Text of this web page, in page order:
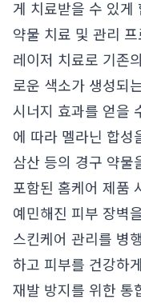
게 치료받을 수 있게
약물 치료 및 관리
레이저 치료로 기존
로운 색소가 생성되
시너지 효과를 얻을
에 따라 멜라닌 합성
삼산 등의 경구 약물
포함된 홈케어 제품
예민해진 피부 장벽
스킨케어 관리를 병
하고 피부를 건강하
재발 방지를 위한 통